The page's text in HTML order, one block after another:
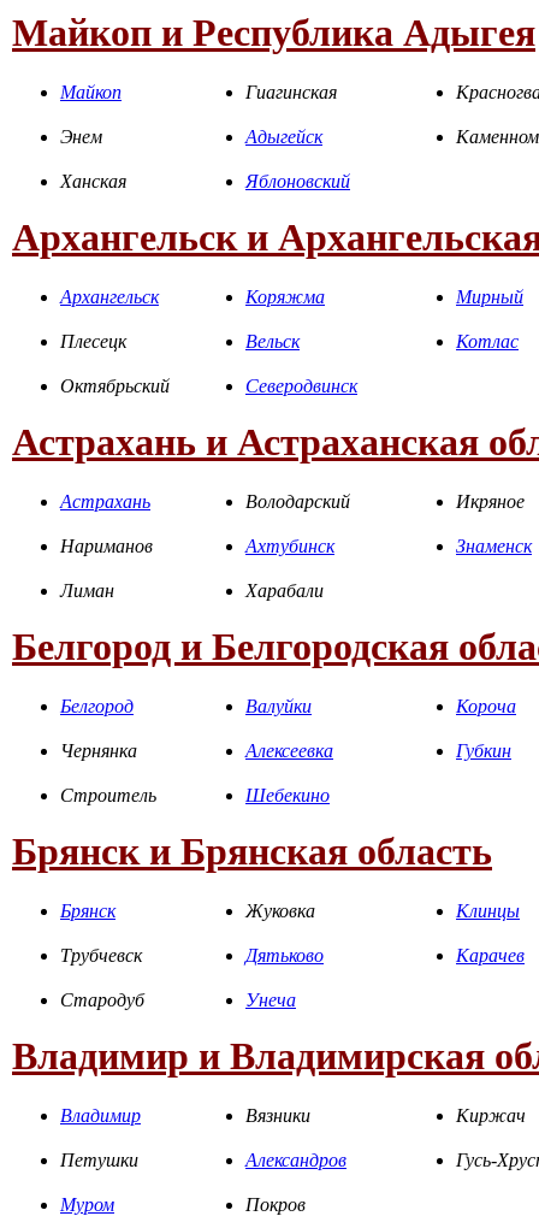
Майкоп и Республика Адыгея
Майкоп Гиагинская
Энем Адыгейск
Ханская Яблоновский
Архангельск и
Архангельск Коряжма Мирный
Плесецк Вельск Котлас
Октябрьский Северодвинск
Астрахань и Астраханская
Астрахань Володарский Икряное
Нариманов Ахтубинск Знаменск
Лиман Харабали
Белгород и Белгородская
Белгород Валуйки Короча
Чернянка Алексеевка Губкин
Строитель Шебекино
Брянск и Брянская область
Брянск Жуковка Клинцы
Трубчевск Дятьково Карачев
Стародуб Унеча
Владимир и Владимирская
Владимир Вязники Киржач
Петушки Александров Гусь-
Муром Покров